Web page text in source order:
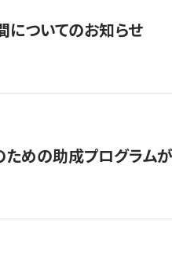
についてのお知らせ
めの助成プログラム